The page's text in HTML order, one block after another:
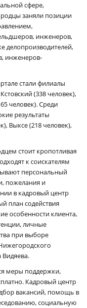
сфере,
заняли позиции
инженеров,
делопроизводителей,
инженеров-
стали филиалы
(338 человек),
человек). Среди
результаты
Выксе (218 человек),
стоит кропотливая
к соискателям
персональный
пожелания и
в кадровый центр
план содействия
особенности клиента,
личные
при выборе
Видяева.
меры поддержки,
Кадровый центр
вакансий, помощь в
социальную